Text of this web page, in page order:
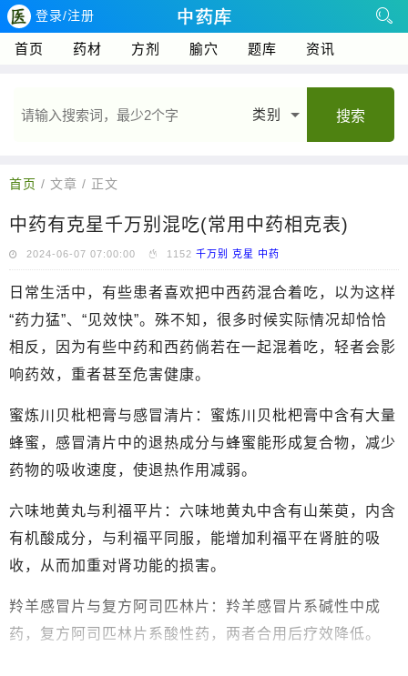
登录/注册
首页 药材 方剂 腧穴 题库 资讯
类别 搜索
首页 / 文章 / 正文
中药有克星千万别混吃(常用中药相克表)
2024-06-07 07:00:00 1152 千万别 克星 中药
日常生活中，有些患者喜欢把中西药混合着吃，以为这样
“药力猛”、“见效快”。殊不知，很多时候实际情况却恰恰
相反，因为有些中药和西药倘若在一起混着吃，轻者会影
响药效，重者甚至危害健康。
蜜炼川贝枇杷膏与感冒清片：蜜炼川贝枇杷膏中含有大量
蜂蜜，感冒清片中的退热成分与蜂蜜能形成复合物，减少
药物的吸收速度，使退热作用减弱。
六味地黄丸与利福平片：六味地黄丸中含有山茱萸，内含
有机酸成分，与利福平同服，能增加利福平在肾脏的吸
收，从而加重对肾功能的损害。
羚羊感冒片与复方阿司匹林片：羚羊感冒片系碱性中成
药，复方阿司匹林片系酸性药，两者合用后疗效降低。